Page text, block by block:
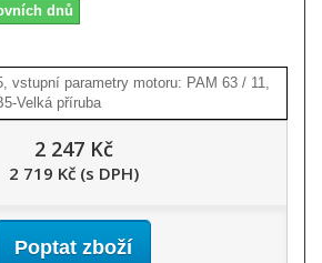
dnů
vstupní parametry motoru: PAM 63 / 11,
Velká příruba
2 247 Kč
2 719 Kč (s DPH)
Poptat zboží